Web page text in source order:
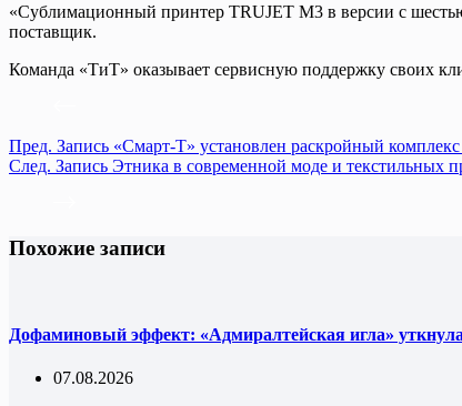
«Сублимационный принтер TRUJET M3 в версии с
поставщик.
Команда «ТиТ» оказывает сервисную поддержку своих
Пред. Запись «Смарт-Т» установлен раскройный
След. Запись Этника в современной моде и
Похожие записи
Дофаминовый эффект: «Адмиралтейская игла»
07.08.2026